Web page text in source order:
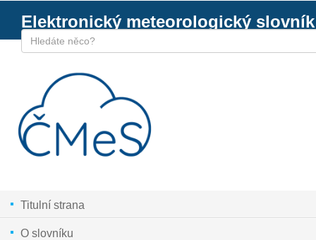
Elektronický meteorologický slovník
Titulní strana
O slovníku